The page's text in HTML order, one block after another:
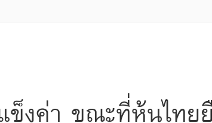
ข็งค่า ขณะที่หุ้นไทย